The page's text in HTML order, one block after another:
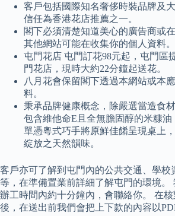
客戶包括國際知名奢侈時裝品牌及
信任為香港花店推薦之一。
閣下必須清楚知道美心的廣告商或
其他網站可能在收集你的個人資料。
屯門花店 屯門訂花98元起，屯門區
門花店，現時大約22分鐘起送花。
八月花會保留閣下透過本網站或本
料。
秉承品牌健康概念，除嚴選當造食
包含維他命E且全無膽固醇的米糠油
單憑粵式巧手將原鮮佳餚呈現桌上
綻放之天然韻味。
客戶亦可了解到屯門內的公共交通、學校
等，在準備置業前詳細了解屯門的環境。
辦工時間內約十分鐘內，會聯絡你。 在
後，在送出前我們會把上下款的內容以